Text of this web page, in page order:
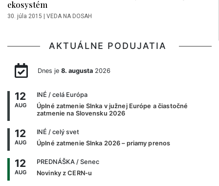
ekosystém
30. júla 2015 | VEDA NA DOSAH
AKTUÁLNE PODUJATIA
Dnes je 8. augusta2026
12
AUG
INÉ / celá Európa
Úplné zatmenie Slnka v južnej Európe a čiastočné
zatmenie na Slovensku 2026
12
AUG
INÉ / celý svet
Úplné zatmenie Slnka 2026 – priamy prenos
12
AUG
PREDNÁŠKA / Senec
Novinky z CERN-u